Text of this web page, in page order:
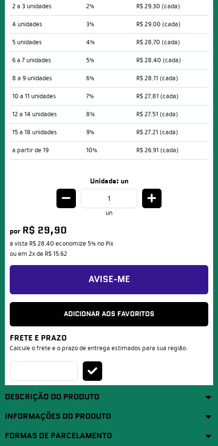
2 a 3 unidades
2% R$ 29,30 (cada)
4 unidades
3% R$ 29,00 (cada)
5 unidades
4% R$ 28,70 (cada)
6 a 7 unidades
5% R$ 28,40 (cada)
8 a 9 unidades
6% R$ 28,11 (cada)
10 a 11 unidades
7% R$ 27,81 (cada)
12 a 14 unidades
8% R$ 27,51 (cada)
15 a 18 unidades
9% R$ 27,21 (cada)
a partir de 19
10% R$ 26,91 (cada)
Unidade: un
un
por R$ 29,90
à vista R$ 28,40 economize 5% no Pix
ou em 2xde R$ 15,62
AVISE-ME
ADICIONAR AOS FAVORITOS
FRETE E PRAZO
Calcule o frete e o prazo de entrega estimados para sua região:
DESCRIÇÃO DO PRODUTO
INFORMAÇÕES DO PRODUTO
FORMAS DE PARCELAMENTO